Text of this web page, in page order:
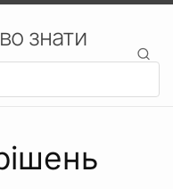
знати